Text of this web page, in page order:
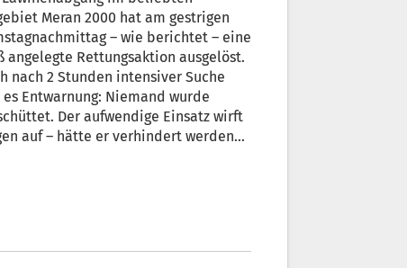
Meran 2000 hat am gestrigen
– wie berichtet – eine
angelegte Rettungsaktion ausgelöst.
nach 2 Stunden intensiver Suche
es Entwarnung: Niemand wurde
Der aufwendige Einsatz wirft
auf – hätte er verhindert werden